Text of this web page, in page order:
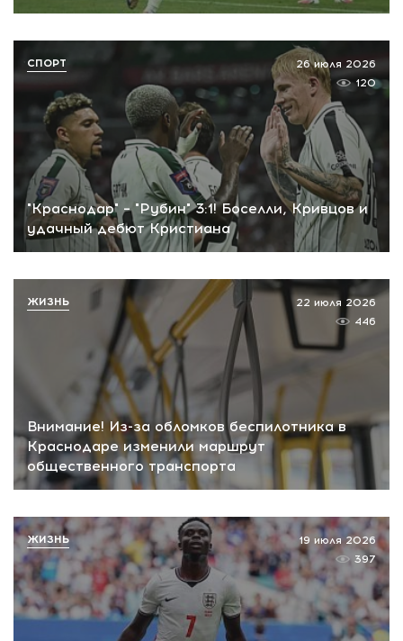
"Краснодар" – "Рубин" 3:1! Боселли, Кривцов и
удачный дебют Кристиана
26 июля 2026
120
СПОРТ
Внимание! Из-за обломков беспилотника в
Краснодаре изменили маршрут
общественного транспорта
22 июля 2026
446
ЖИЗНЬ
19 июля 2026
397
ЖИЗНЬ